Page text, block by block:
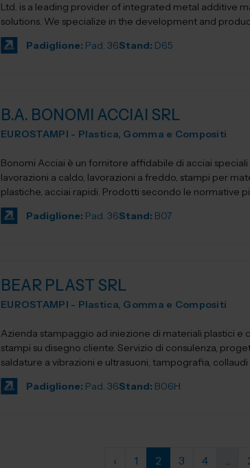
Ltd. is a leading provider of integrated metal additive
solutions. We specialize in the development and
Padiglione: Pad. 36Stand: D65
B.A. BONOMI ACCIAI SRL
EUROSTAMPI - Plastica, Gomma e Compositi
Bonomi Acciai è un fornitore affidabile di acciai
lavorazioni a caldo, lavorazioni a freddo, stampi per
plastiche, acciai rapidi. Prodotti secondo le normative
Padiglione: Pad. 36Stand: B07
BEAR PLAST SRL
EUROSTAMPI - Plastica, Gomma e Compositi
Azienda stampaggio ad iniezione di materiali plastici e
stampi su disegno cliente. Servizio di consulenza,
saldature a vibrazioni e ultrasuoni, tampografia, collaudi
Padiglione: Pad. 36Stand: B06H
‹ 1 2 3 4 ...